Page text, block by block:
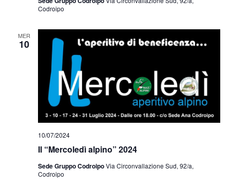
Codroipo
MER
10
Il “Mercoledì alpino” 2024
10/07/2024
Sede Gruppo CodroipoVia Circonvallazione Sud, 92/a,
Codroipo